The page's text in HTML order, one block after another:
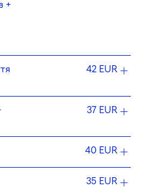
+
42 EUR
37 EUR
40 EUR
35 EUR